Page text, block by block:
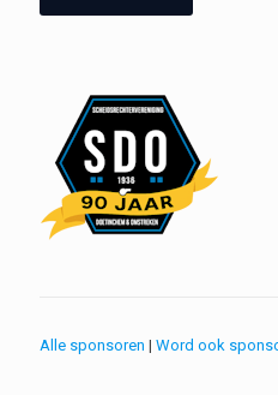
Alle sponsoren | Word ook